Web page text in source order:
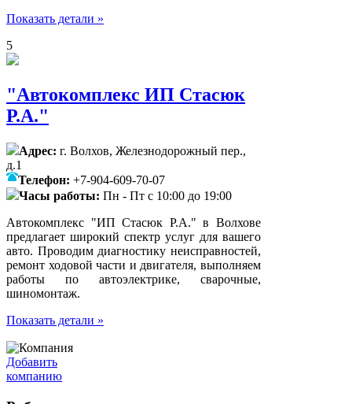
Показать детали »
5
"Автокомплекс ИП Стасюк
Р.А."
Адрес: г. Волхов, Железнодорожный пер.,
д.1
Телефон: +7-904-609-70-07
Часы работы: Пн - Пт с 10:00 до 19:00
Автокомплекс "ИП Стасюк Р.А." в Волхове
предлагает широкий спектр услуг для вашего
авто. Проводим диагностику неисправностей,
ремонт ходовой части и двигателя, выполняем
работы по автоэлектрике, сварочные,
шиномонтаж.
Показать детали »
Добавить
компанию